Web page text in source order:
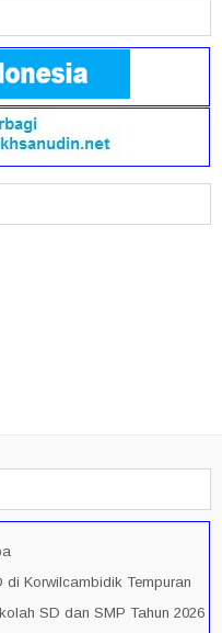
Korwilcambidik Tempuran
SD dan SMP Tahun 2026